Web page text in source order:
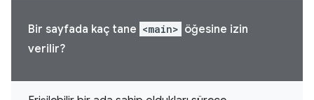
Bir sayfada kaç tane <main> öğesine izin
verilir?